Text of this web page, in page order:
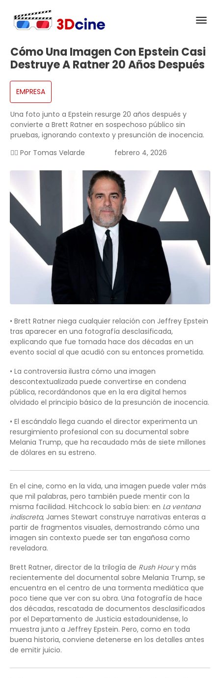
Cómo Una Imagen Con Epstein Casi
Destruye A Ratner 20 Años Después
EMPRESA
Una foto junto a Epstein resurge 20 años después y
convierte a Brett Ratner en sospechoso público sin
pruebas, ignorando contexto y presunción de inocencia.
✍🏻 Por Tomas Velarde febrero 4, 2026
• Brett Ratner niega cualquier relación con Jeffrey Epstein
tras aparecer en una fotografía desclasificada,
explicando que fue tomada hace dos décadas en un
evento social al que acudió con su entonces prometida.
• La controversia ilustra cómo una imagen
descontextualizada puede convertirse en condena
pública, recordándonos que en la era digital hemos
olvidado el principio básico de la presunción de inocencia.
• El escándalo llega cuando el director experimenta un
resurgimiento profesional con su documental sobre
Melania Trump, que ha recaudado más de siete millones
de dólares en su estreno.
En el cine, como en la vida, una imagen puede valer más
que mil palabras, pero también puede mentir con la
misma facilidad. Hitchcock lo sabía bien: en La ventana
indiscreta, James Stewart construye narrativas enteras a
partir de fragmentos visuales, demostrando cómo una
imagen sin contexto puede ser tan engañosa como
reveladora.
Brett Ratner, director de la trilogía de Rush Houry más
recientemente del documental sobre Melania Trump, se
encuentra en el centro de una tormenta mediática que
poco tiene que ver con su obra. Una fotografía de hace
dos décadas, rescatada de documentos desclasificados
por el Departamento de Justicia estadounidense, lo
muestra junto a Jeffrey Epstein. Pero, como en toda
buena historia, conviene detenerse en los detalles antes
de emitir juicio.